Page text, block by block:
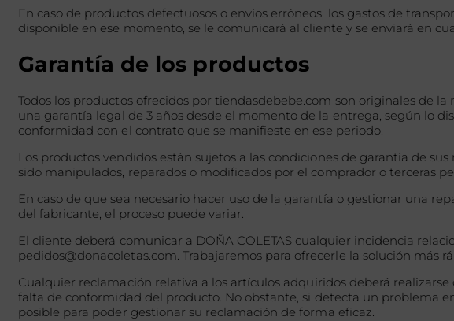
En caso de productos defectuosos o envíos erróneos, los gastos de
disponible en ese momento, se le comunicará al cliente y se enviará en
Garantía de los productos
Todos los productos ofrecidos por tiendasdebebe.com son originales de
una garantía legal de 3 años desde el momento de la entrega, según lo
conformidad con el contrato que se manifieste en ese periodo.
Los productos vendidos están sujetos a las condiciones de garantía de
sido manipulados, reparados o modificados por el comprador o terceras
En caso de que sea necesario hacer uso de la garantía o gestionar una
del fabricante, el proceso puede variar.
El cliente deberá comunicar a DOÑA COLETAS cualquier incidencia
pedidos@donacoletas.com. Trabajaremos para ofrecerle la solución más
Cualquier reclamación relativa a los artículos adquiridos deberá
falta de conformidad del producto. No obstante, si detecta un problema
posible para poder gestionar su reclamación de forma eficaz.